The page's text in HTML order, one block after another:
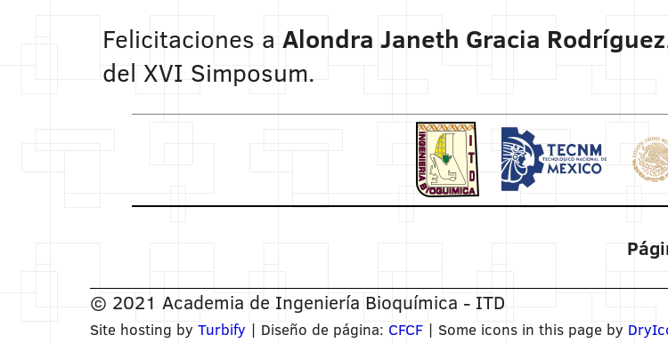
Felicitaciones a Alondra Janeth Gracia Rodríguez
del XVI Simposum.
© 2021 Academia de Ingeniería Bioquímica - ITD
Site hosting by Turbify | Diseño de página: CFCF| Some icons in this page by